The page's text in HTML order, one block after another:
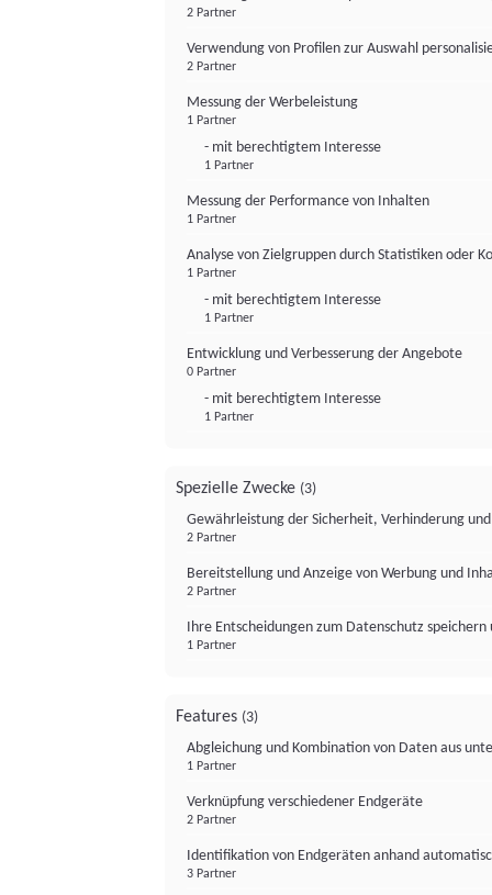
2 Partner
Verwendung von Profilen zur Auswahl
2 Partner
Messung der Werbeleistung
1 Partner
- mit berechtigtem Interesse
1 Partner
Messung der Performance von Inhalten
1 Partner
Analyse von Zielgruppen durch Statistiken oder
1 Partner
- mit berechtigtem Interesse
1 Partner
Entwicklung und Verbesserung der Angebote
0 Partner
- mit berechtigtem Interesse
1 Partner
Spezielle Zwecke (3)
Gewährleistung der Sicherheit, Verhinderung
2 Partner
Bereitstellung und Anzeige von Werbung und
2 Partner
Ihre Entscheidungen zum Datenschutz
1 Partner
Features (3)
Abgleichung und Kombination von Daten aus
1 Partner
Verknüpfung verschiedener Endgeräte
2 Partner
Identifikation von Endgeräten anhand
3 Partner